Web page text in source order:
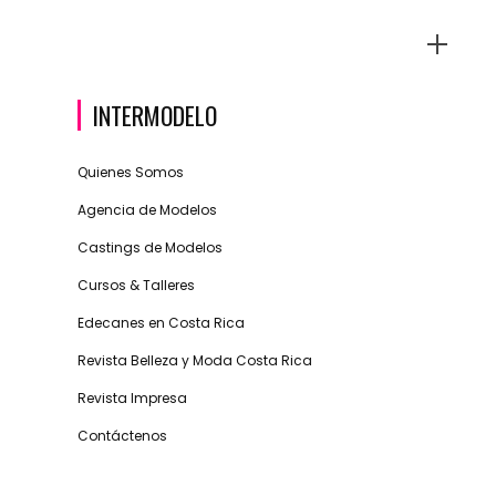
INTERMODELO
Quienes Somos
Agencia de Modelos
Castings de Modelos
Cursos & Talleres
Edecanes en Costa Rica
Revista Belleza y Moda Costa Rica
Revista Impresa
Contáctenos